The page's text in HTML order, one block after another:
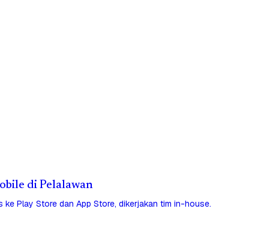
di Pelalawan
ke Play Store dan App Store, dikerjakan tim in-house.